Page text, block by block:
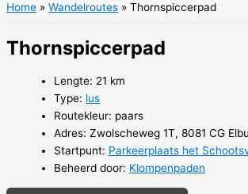
Home Wandelroutes Thornspiccerpad
Thornspiccerpad
Lengte: 21 km
Type: lus
Routekleur: paars
Adres: Zwolscheweg 1T, 8081 CG
Startpunt: Parkeerplaats het
Beheerd door: Klompenpaden